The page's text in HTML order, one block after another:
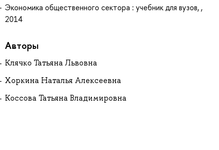
Экономика общественного сектора : учебник для вузов, ,
2014
Авторы
Клячко Татьяна Львовна
Хоркина Наталья Алексеевна
Коссова Татьяна Владимировна